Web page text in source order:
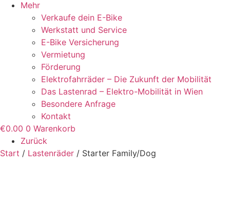
Mehr
Verkaufe dein E-Bike
Werkstatt und Service
E-Bike Versicherung
Vermietung
Förderung
Elektrofahrräder – Die Zukunft der Mobilität
Das Lastenrad – Elektro-Mobilität in Wien
Besondere Anfrage
Kontakt
€0.00 0 Warenkorb
Zurück
Start / Lastenräder / Starter Family/Dog